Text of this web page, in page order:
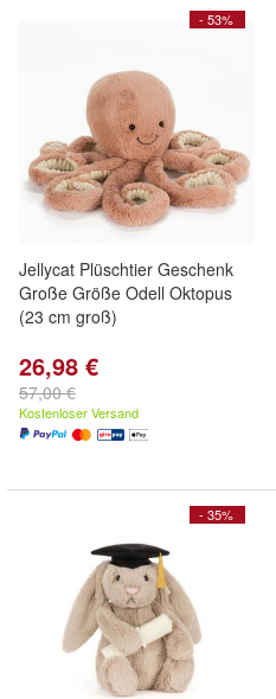
- 53%
Jellycat Plüschtier Geschenk
Große Größe Odell Oktopus
(23 cm groß)
26,98 €
57,00 €
Kostenloser Versand
- 35%